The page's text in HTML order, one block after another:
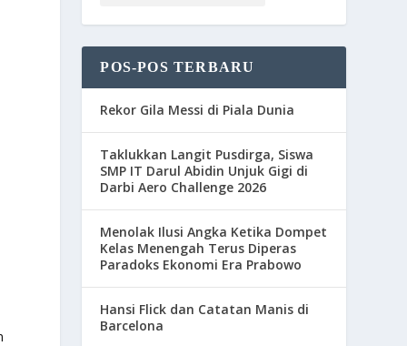
POS-POS TERBARU
Rekor Gila Messi di Piala Dunia
Taklukkan Langit Pusdirga, Siswa
SMP IT Darul Abidin Unjuk Gigi di
Darbi Aero Challenge 2026
Menolak Ilusi Angka Ketika Dompet
Kelas Menengah Terus Diperas
Paradoks Ekonomi Era Prabowo
Hansi Flick dan Catatan Manis di
Barcelona